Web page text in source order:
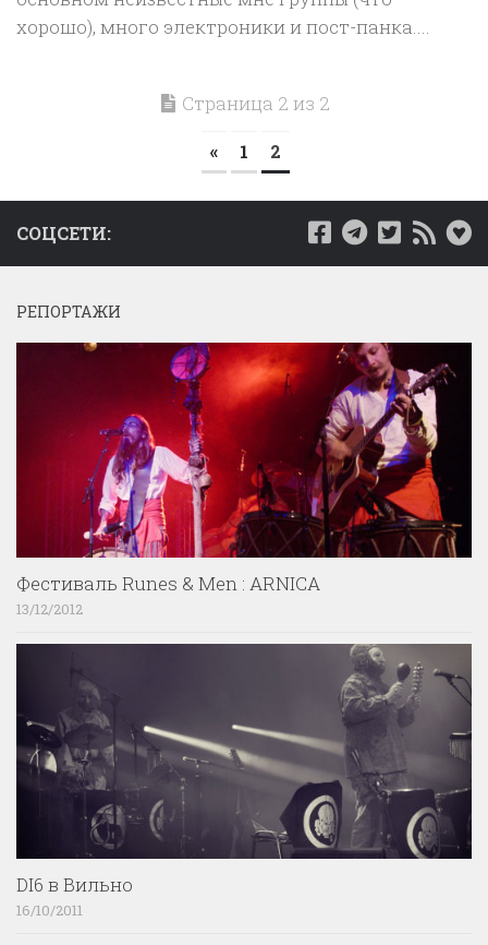
хорошо), много электроники и пост-панка....
Страница 2 из 2
« 1 2
СОЦСЕТИ:
РЕПОРТАЖИ
Фестиваль Runes & Men : ARNICA
13/12/2012
DI6 в Вильно
16/10/2011